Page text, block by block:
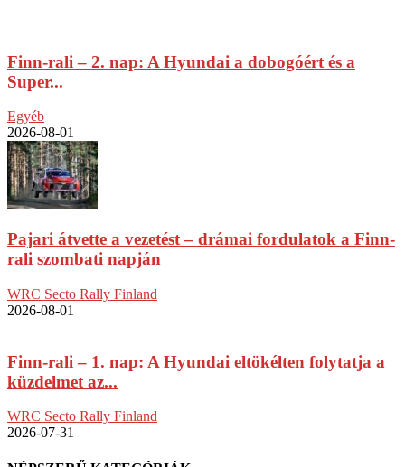
Finn-rali – 2. nap: A Hyundai a dobogóért és a
Super...
Egyéb
2026-08-01
Pajari átvette a vezetést – drámai fordulatok a Finn-
rali szombati napján
WRC Secto Rally Finland
2026-08-01
Finn-rali – 1. nap: A Hyundai eltökélten folytatja a
küzdelmet az...
WRC Secto Rally Finland
2026-07-31